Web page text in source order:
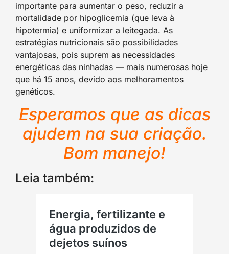
importante para aumentar o peso, reduzir a
mortalidade por hipoglicemia (que leva à
hipotermia) e uniformizar a leitegada. As
estratégias nutricionais são possibilidades
vantajosas, pois suprem as necessidades
energéticas das ninhadas — mais numerosas hoje
que há 15 anos, devido aos melhoramentos
genéticos.
Esperamos que as dicas
ajudem na sua criação.
Bom manejo!
Leia também: